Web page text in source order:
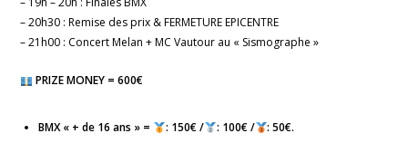
– 20h30 : Remise des prix & FERMETURE EPICENTRE
– 21h00 : Concert Melan + MC Vautour au « Sismographe »
PRIZE MONEY = 600€
BMX « + de 16 ans » = : 150€ / : 100€ /
: 50€.